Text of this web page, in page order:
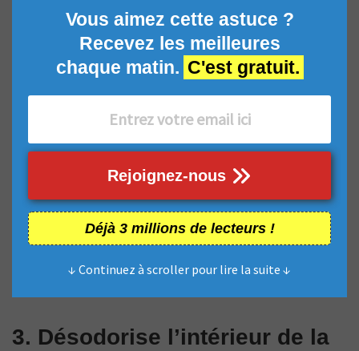
Vous aimez cette astuce ?
Recevez les meilleures
chaque matin. C'est gratuit.
Rejoignez-nous
Déjà 3 millions de lecteurs !
↓ Continuez à scroller pour lire la suite ↓
3. Désodorise l’intérieur de la